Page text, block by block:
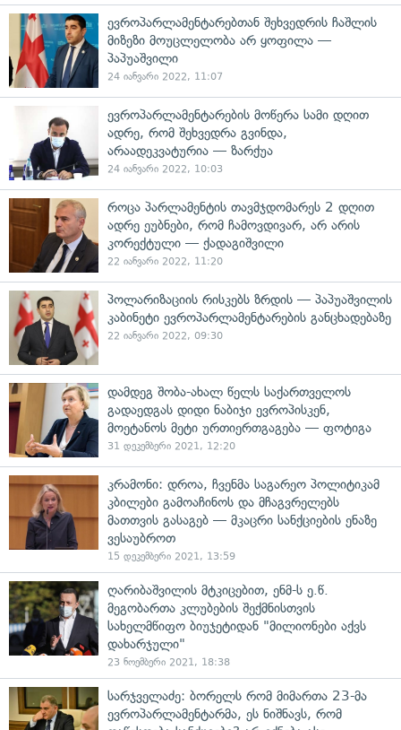
ევროპარლამენტარებთან შეხვედრის ჩაშლის
მიზეზი მოუცლელობა არ ყოფილა —
პაპუაშვილი
24 იანვარი 2022, 11:07
ევროპარლამენტარების მოწერა სამი დღით
ადრე, რომ შეხვედრა გვინდა,
არაადეკვატურია — ზარქუა
24 იანვარი 2022, 10:03
როცა პარლამენტის თავმჯდომარეს 2 დღით
ადრე ეუბნები, რომ ჩამოვდივარ, არ არის
კორექტული — ქადაგიშვილი
22 იანვარი 2022, 11:20
პოლარიზაციის რისკებს ზრდის — პაპუაშვილის
კაბინეტი ევროპარლამენტარების განცხადებაზე
22 იანვარი 2022, 09:30
დამდეგ შობა-ახალ წელს საქართველოს
გადაედგას დიდი ნაბიჯი ევროპისკენ,
მოეტანოს მეტი ურთიერთგაგება — ფოტიგა
31 დეკემბერი 2021, 12:20
კრამონი: დროა, ჩვენმა საგარეო პოლიტიკამ
კბილები გამოაჩინოს და მჩაგვრელებს
მათთვის გასაგებ — მკაცრი სანქციების ენაზე
ვესაუბროთ
15 დეკემბერი 2021, 13:59
ღარიბაშვილის მტკიცებით, ენმ-ს ე.წ.
მეგობართა კლუბების შექმნისთვის
სახელმწიფო ბიუჯეტიდან "მილიონები აქვს
დახარჯული"
23 ნოემბერი 2021, 18:38
სარჯველაძე: ბორელს რომ მიმართა 23-მა
ევროპარლამენტარმა, ეს ნიშნავს, რომ